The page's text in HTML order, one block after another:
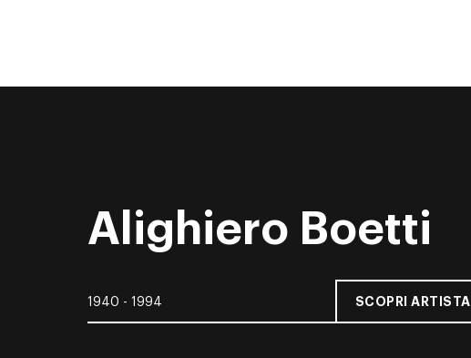
Alighiero Boetti
1940 - 1994 SCOPRI ARTISTA